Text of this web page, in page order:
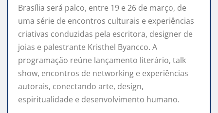
Brasília será palco, entre 19 e 26 de março, de
uma série de encontros culturais e experiências
criativas conduzidas pela escritora, designer de
joias e palestrante Kristhel Byancco. A
programação reúne lançamento literário, talk
show, encontros de networking e experiências
autorais, conectando arte, design,
espiritualidade e desenvolvimento humano.